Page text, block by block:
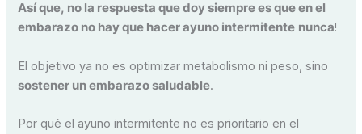
Así que, no la respuesta que doy siempre es que en el
embarazo no hay que hacer ayuno intermitente nunca!
El objetivo ya no es optimizar metabolismo ni peso, sino
sostener un embarazo saludable.
Por qué el ayuno intermitente no es prioritario en el